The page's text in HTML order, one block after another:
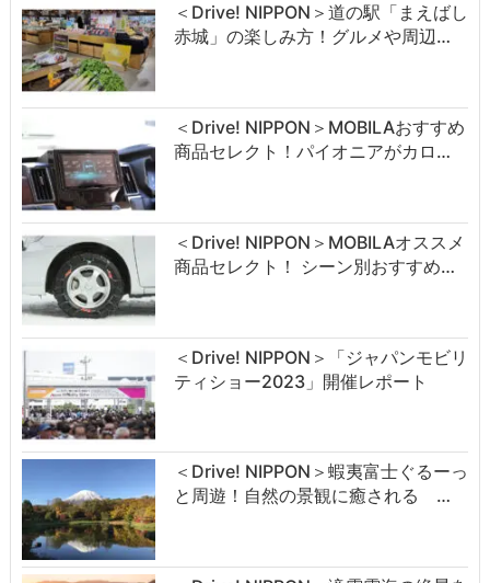
＜Drive! NIPPON＞道の駅「まえばし
赤城」の楽しみ方！グルメや周辺…
＜Drive! NIPPON＞MOBILAおすすめ
商品セレクト！パイオニアがカロ…
＜Drive! NIPPON＞MOBILAオススメ
商品セレクト！ シーン別おすすめ…
＜Drive! NIPPON＞「ジャパンモビリ
ティショー2023」開催レポート
＜Drive! NIPPON＞蝦夷富士ぐるーっ
と周遊！自然の景観に癒される …